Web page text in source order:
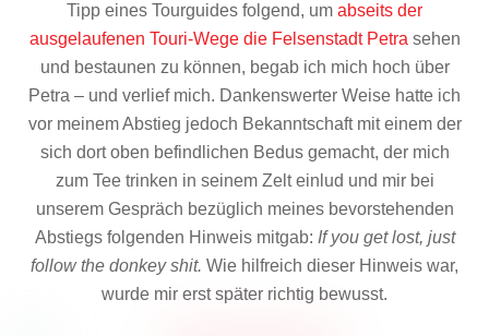
Tipp eines Tourguides folgend, um abseits der
ausgelaufenen Touri-Wege die Felsenstadt Petra sehen
und bestaunen zu können, begab ich mich hoch über
Petra – und verlief mich. Dankenswerter Weise hatte ich
vor meinem Abstieg jedoch Bekanntschaft mit einem der
sich dort oben befindlichen Bedus gemacht, der mich
zum Tee trinken in seinem Zelt einlud und mir bei
unserem Gespräch bezüglich meines bevorstehenden
Abstiegs folgenden Hinweis mitgab: If you get lost, just
follow the donkey shit. Wie hilfreich dieser Hinweis war,
wurde mir erst später richtig bewusst.